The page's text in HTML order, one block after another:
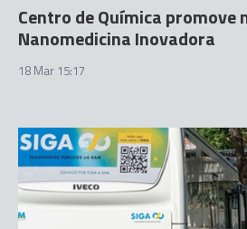
Centro de Química promove
Nanomedicina Inovadora
18 Mar 15:17